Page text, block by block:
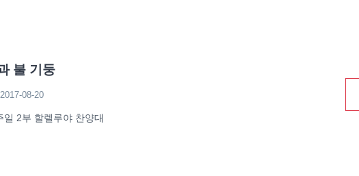
불 기둥
2017-08-20
2부 할렐루야 찬양대